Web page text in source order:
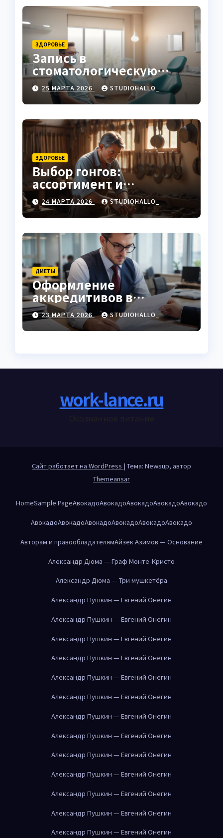
ЗДОРОВЬЕ
Запись в
стоматологическую
клинику
25 МАРТА 2026 STUDIOHALLO_
ЗДОРОВЬЕ
Выбор гонгов:
ассортимент и
характеристики
24 МАРТА 2026 STUDIOHALLO_
ДИЕТЫ
Оформление
аккредитивов в
международной
торговле
23 МАРТА 2026 STUDIOHALLO_
work-lance.ru
Сайт работает на WordPress | Тема: Newsup, автор
Themeansar
HomeSample PageАвокадоАвокадоАвокадоАвокадоАвокадо
АвокадоАвокадоАвокадоАвокадоАвокадоАвокадо
Авторам и правообладателямАйзек Азимов — Основание
Александр Дюма — Граф Монте-Кристо
Александр Дюма — Три мушкетёра
Александр Пушкин — Евгений Онегин
Александр Пушкин — Евгений Онегин
Александр Пушкин — Евгений Онегин
Александр Пушкин — Евгений Онегин
Александр Пушкин — Евгений Онегин
Александр Пушкин — Евгений Онегин
Александр Пушкин — Евгений Онегин
Александр Пушкин — Евгений Онегин
Александр Пушкин — Евгений Онегин
Александр Пушкин — Евгений Онегин
Александр Пушкин — Евгений Онегин
Александр Пушкин — Евгений Онегин
Александр Пушкин — Евгений Онегин